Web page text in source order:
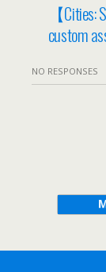
【
custom
NO RESPONSES